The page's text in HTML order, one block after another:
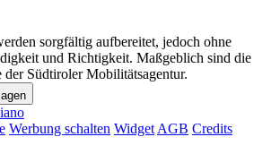
sorgfältig aufbereitet, jedoch ohne
und Richtigkeit. Maßgeblich sind die
Südtiroler Mobilitätsagentur.
Werbung schalten Widget AGB Credits